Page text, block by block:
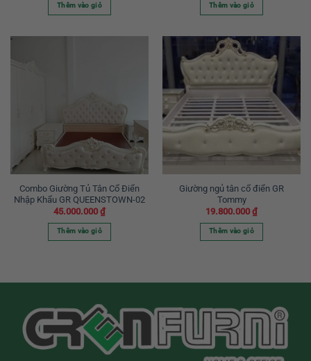
Thêm vào giỏ Thêm vào giỏ
Combo Giường Tủ Tân Cổ Điển
Nhập Khẩu GR QUEENSTOWN-02
45.000.000 ₫
Thêm vào giỏ
Giường ngủ tân cổ điển GR
Tommy
19.800.000 ₫
Thêm vào giỏ